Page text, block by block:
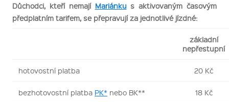
Důchodci, kteří nemají Mariánku s aktivovaným časovým
předplatním tarifem, se přepravují za jednotlivé jízdné:
základní
nepřestupní
hotovostní platba 20 Kč
bezhotovostní platba PK* nebo BK** 18 Kč